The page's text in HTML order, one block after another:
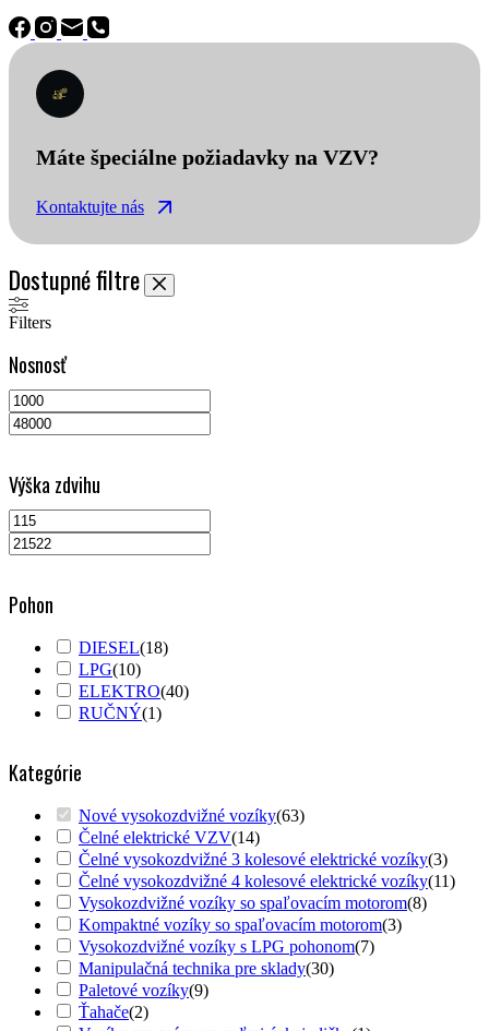
Máte špeciálne požiadavky na VZV?
Kontaktujte nás
Dostupné filtre
Filters
Nosnosť
Výška zdvihu
Pohon
DIESEL(18)
LPG(10)
ELEKTRO(40)
RUČNÝ(1)
Kategórie
Nové vysokozdvižné vozíky(63)
Čelné elektrické VZV(14)
Čelné vysokozdvižné 3 kolesové elektrické vozíky(3)
Čelné vysokozdvižné 4 kolesové elektrické vozíky(11)
Vysokozdvižné vozíky so spaľovacím motorom(8)
Kompaktné vozíky so spaľovacím motorom(3)
Vysokozdvižné vozíky s LPG pohonom(7)
Manipulačná technika pre sklady(30)
Paletové vozíky(9)
Ťahače(2)